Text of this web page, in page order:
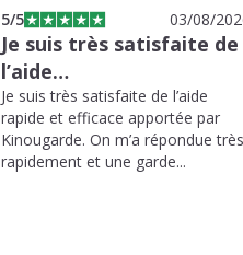
5/5 03/08/
Je suis très satisfaite de
l’aide…
Je suis très satisfaite de l’aide
rapide et efficace apportée par
Kinougarde. On m’a répondue très
rapidement et une garde...